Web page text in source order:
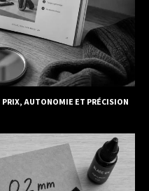
PRIX, AUTONOMIE ET PRÉCISION